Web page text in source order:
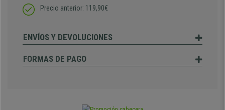
Precio anterior: 119,90€
ENVÍOS Y DEVOLUCIONES
FORMAS DE PAGO